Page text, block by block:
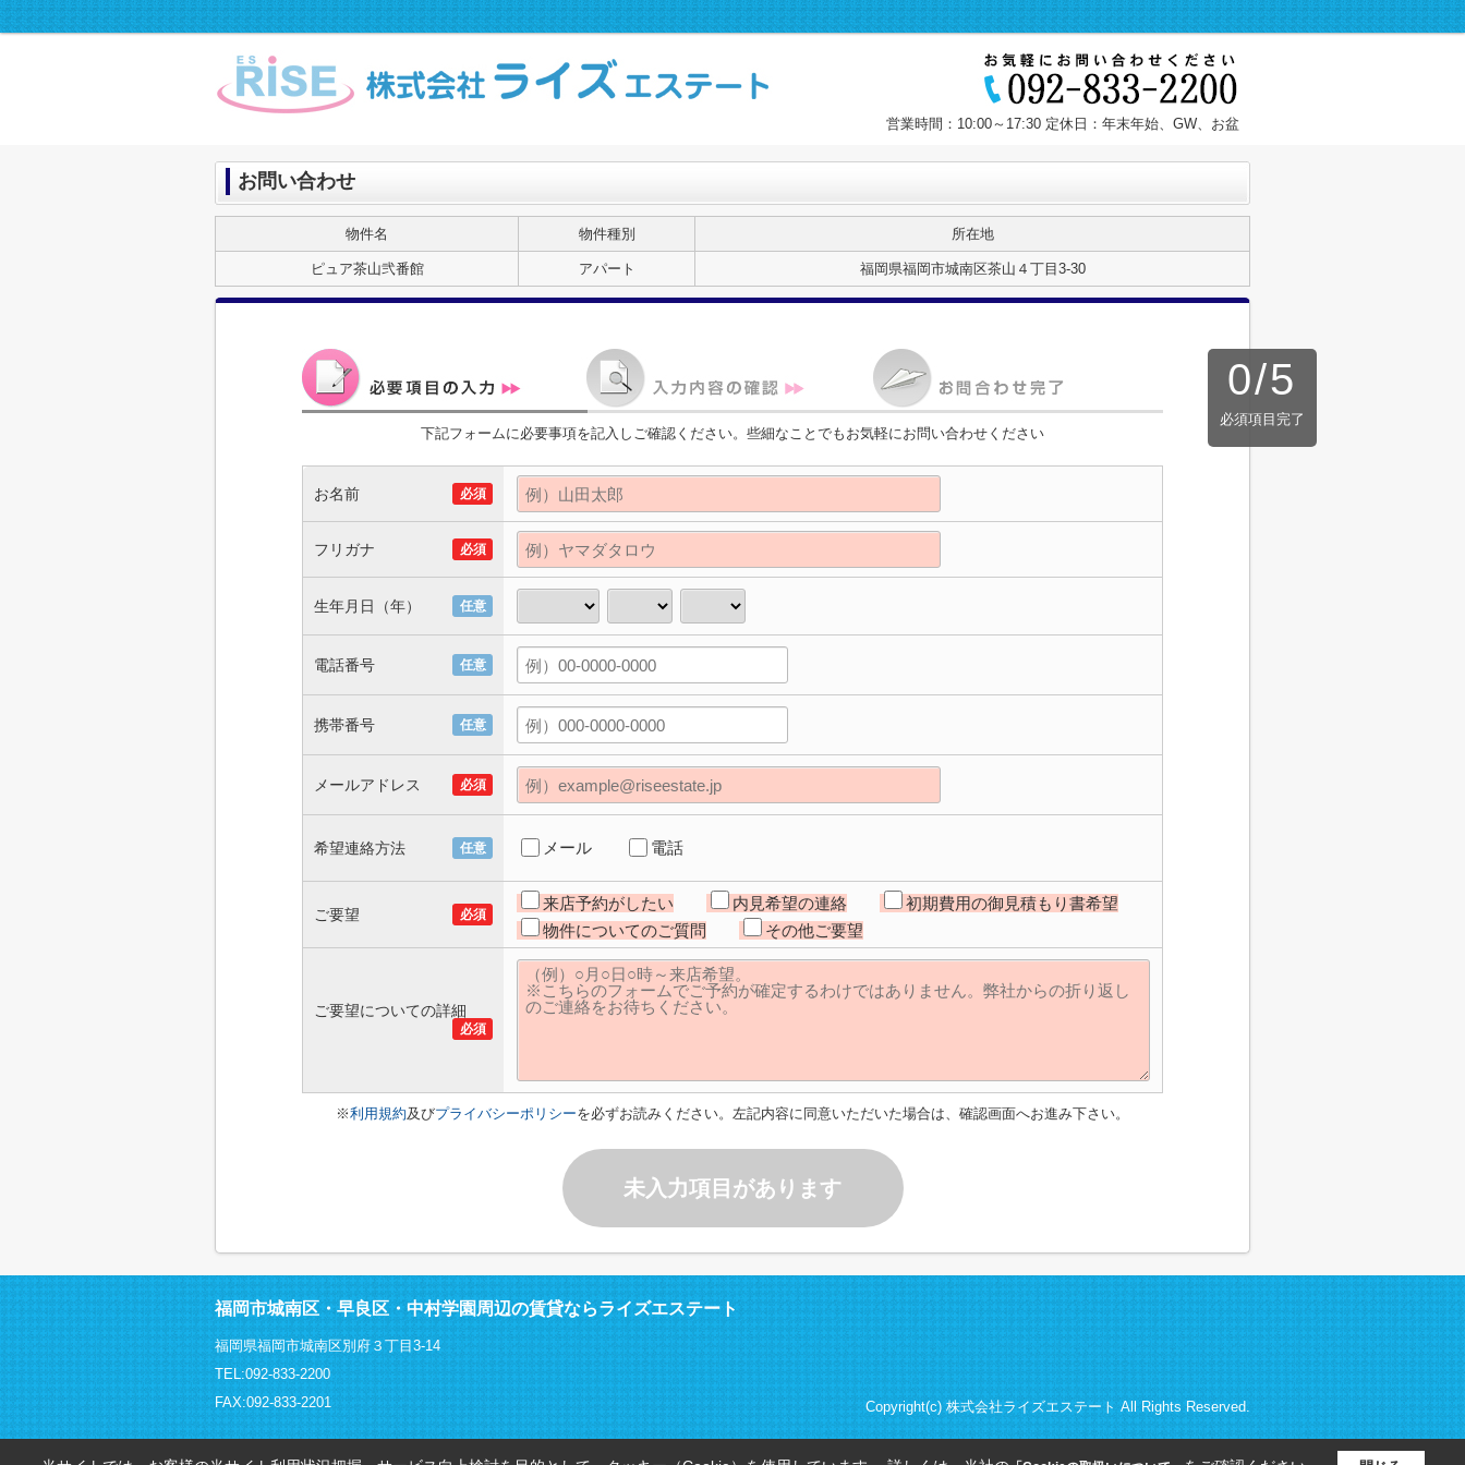
営業時間：10:00～17:30 定休日：年末年始、GW、お盆
お問い合わせ
物件名 物件種別 所在地
ピュア茶山弐番館 アパート 福岡県福岡市城南区茶山４丁目3-30
0/5
必須項目完了
下記フォームに必要事項を記入しご確認ください。些細なことでもお気軽にお問い合わせください
お名前 必須
フリガナ 必須
生年月日（年） 任意
電話番号 任意
携帯番号 任意
メールアドレス 必須
希望連絡方法 任意 メール 電話
ご要望 必須
来店予約がしたい 内見希望の連絡
初期費用の御見積もり書希望
物件についてのご質問
その他ご要望
ご要望についての詳細
必須
※利用規約及びプライバシーポリシーを必ずお読みください。左記内容に同意いただいた場合は、確認画面へお進み下さい。
未入力項目があります
福岡市城南区・早良区・中村学園周辺の賃貸ならライズエステート
福岡県福岡市城南区別府３丁目3-14
TEL:092-833-2200
FAX:092-833-2201
Copyright(c) 株式会社ライズエステート All Rights Reserved.